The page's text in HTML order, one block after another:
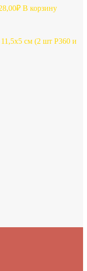
₽ В корзину
см (2 шт Р360 и